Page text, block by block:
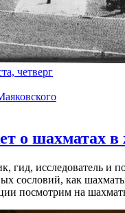
четверг
о шахматах в
гид, исследователь и
сословий, как
посмотрим на